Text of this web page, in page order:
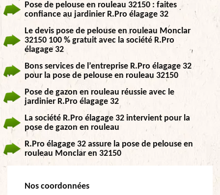
Pose de pelouse en rouleau 32150 : faites
confiance au jardinier R.Pro élagage 32
Le devis pose de pelouse en rouleau Monclar
32150 100 % gratuit avec la société R.Pro
élagage 32
Bons services de l’entreprise R.Pro élagage 32
pour la pose de pelouse en rouleau 32150
Pose de gazon en rouleau réussie avec le
jardinier R.Pro élagage 32
La société R.Pro élagage 32 intervient pour la
pose de gazon en rouleau
R.Pro élagage 32 assure la pose de pelouse en
rouleau Monclar en 32150
Nos coordonnées